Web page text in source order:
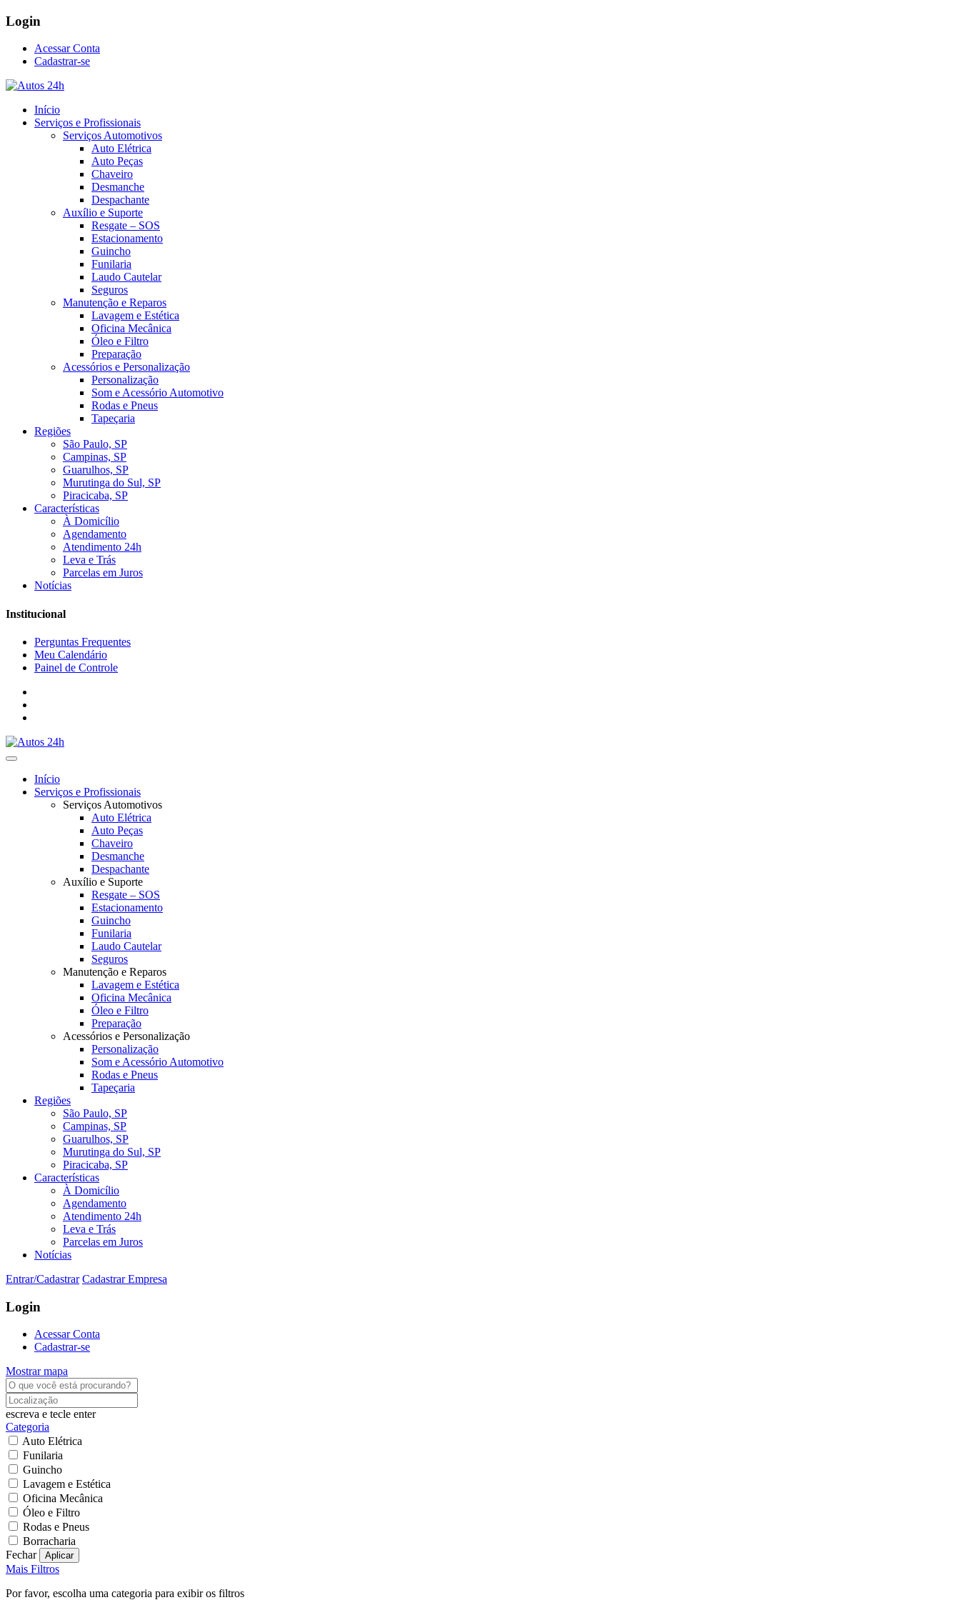
Login
Acessar Conta
Cadastrar-se
Início
Serviços e Profissionais
Serviços Automotivos
Auto Elétrica
Auto Peças
Chaveiro
Desmanche
Despachante
Auxílio e Suporte
Resgate – SOS
Estacionamento
Guincho
Funilaria
Laudo Cautelar
Seguros
Manutenção e Reparos
Lavagem e Estética
Oficina Mecânica
Óleo e Filtro
Preparação
Acessórios e Personalização
Personalização
Som e Acessório Automotivo
Rodas e Pneus
Tapeçaria
Regiões
São Paulo, SP
Campinas, SP
Guarulhos, SP
Murutinga do Sul, SP
Piracicaba, SP
Características
À Domicílio
Agendamento
Atendimento 24h
Leva e Trás
Parcelas em Juros
Notícias
Institucional
Perguntas Frequentes
Meu Calendário
Painel de Controle
Início
Serviços e Profissionais
Serviços Automotivos
Auto Elétrica
Auto Peças
Chaveiro
Desmanche
Despachante
Auxílio e Suporte
Resgate – SOS
Estacionamento
Guincho
Funilaria
Laudo Cautelar
Seguros
Manutenção e Reparos
Lavagem e Estética
Oficina Mecânica
Óleo e Filtro
Preparação
Acessórios e Personalização
Personalização
Som e Acessório Automotivo
Rodas e Pneus
Tapeçaria
Regiões
São Paulo, SP
Campinas, SP
Guarulhos, SP
Murutinga do Sul, SP
Piracicaba, SP
Características
À Domicílio
Agendamento
Atendimento 24h
Leva e Trás
Parcelas em Juros
Notícias
Entrar/Cadastrar Cadastrar Empresa
Login
Acessar Conta
Cadastrar-se
Mostrar mapa
escreva e tecle enter
Categoria
Auto Elétrica
Funilaria
Guincho
Lavagem e Estética
Oficina Mecânica
Óleo e Filtro
Rodas e Pneus
Borracharia
Fechar
Aplicar
Mais Filtros
Por favor, escolha uma categoria para exibir os filtros